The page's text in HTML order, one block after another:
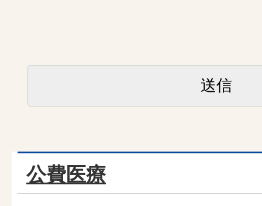
公費医療